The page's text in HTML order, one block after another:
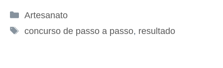
Categorias
Artesanato
Tags
concurso de passo a passo, resultado